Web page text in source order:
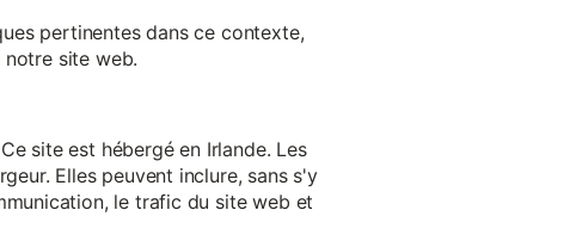
pertinentes dans ce contexte,
site web.
site est hébergé en Irlande. Les
Elles peuvent inclure, sans s'y
le trafic du site web et